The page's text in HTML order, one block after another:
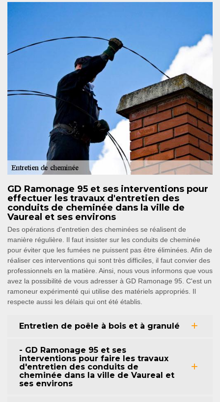
GD Ramonage 95 et ses interventions pour
effectuer les travaux d'entretien des
conduits de cheminée dans la ville de
Vaureal et ses environs
Des opérations d'entretien des cheminées se réalisent de
manière régulière. Il faut insister sur les conduits de cheminée
pour éviter que les fumées ne puissent pas être éliminées. Afin de
réaliser ces interventions qui sont très difficiles, il faut convier des
professionnels en la matière. Ainsi, nous vous informons que vous
avez la possibilité de vous adresser à GD Ramonage 95. C'est un
ramoneur expérimenté qui utilise des matériels appropriés. Il
respecte aussi les délais qui ont été établis.
Entretien de poêle à bois et à granulé
- GD Ramonage 95 et ses
interventions pour faire les travaux
d'entretien des conduits de
cheminée dans la ville de Vaureal et
ses environs